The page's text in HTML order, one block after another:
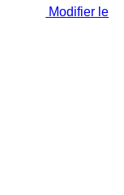
Modifier le